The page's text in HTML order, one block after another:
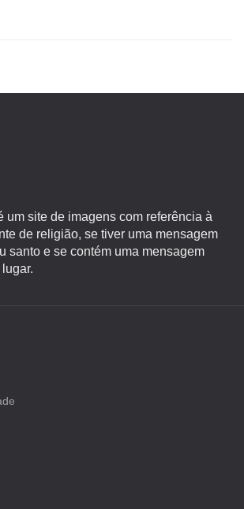
um site de imagens com referência à
de religião, se tiver uma mensagem
santo e se contém uma mensagem